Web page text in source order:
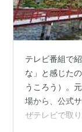
テレビ番組で
な」と感じた
うころう）。
場から、公式
ぜテレビで取